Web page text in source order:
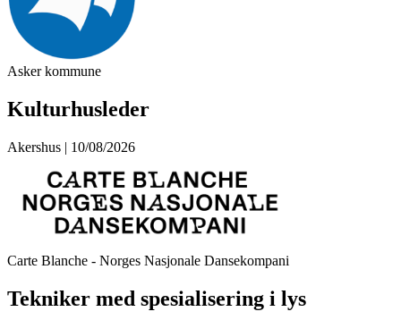
Asker kommune
Kulturhusleder
Akershus | 10/08/2026
Carte Blanche - Norges Nasjonale Dansekompani
Tekniker med spesialisering i lys